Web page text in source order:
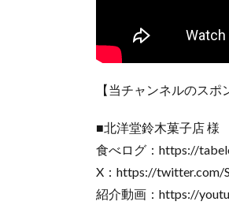
【当チャンネルのスポ
■北洋堂鈴木菓子店 様
食べログ：https://
X：https://twitter.com/
紹介動画：https://